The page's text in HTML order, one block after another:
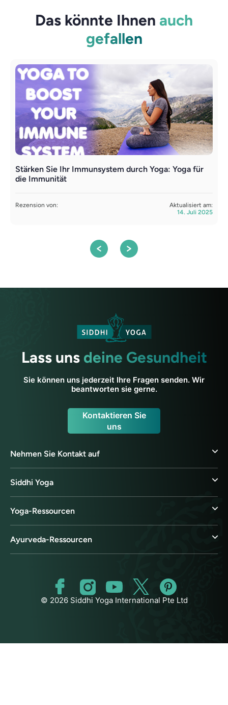
Das könnte Ihnen auch
gefallen
Stärken Sie Ihr Immunsystem durch Yoga: Yoga für
die Immunität
Rezension von:
Aktualisiert am:
14. Juli 2025
Lass uns deine Gesundheit
Sie können uns jederzeit Ihre Fragen senden. Wir
beantworten sie gerne.
Kontaktieren Sie
uns
Nehmen Sie Kontakt auf
Siddhi Yoga
Yoga-Ressourcen
Ayurveda-Ressourcen
© 2026 Siddhi Yoga International Pte Ltd